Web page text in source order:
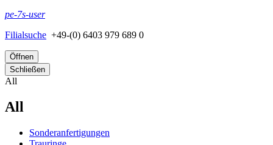
pe-7s-user
Filialsuche +49-(0) 6403 979 689 0
Öffnen
Schließen
All
All
Sonderanfertigungen